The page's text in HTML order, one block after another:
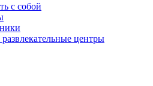
с собой
центры